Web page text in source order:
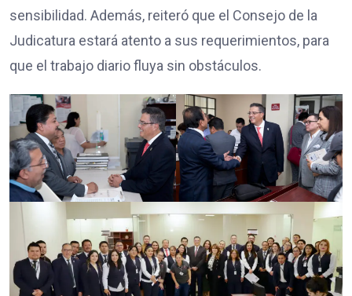
sensibilidad. Además, reiteró que el Consejo de la
Judicatura estará atento a sus requerimientos, para
que el trabajo diario fluya sin obstáculos.